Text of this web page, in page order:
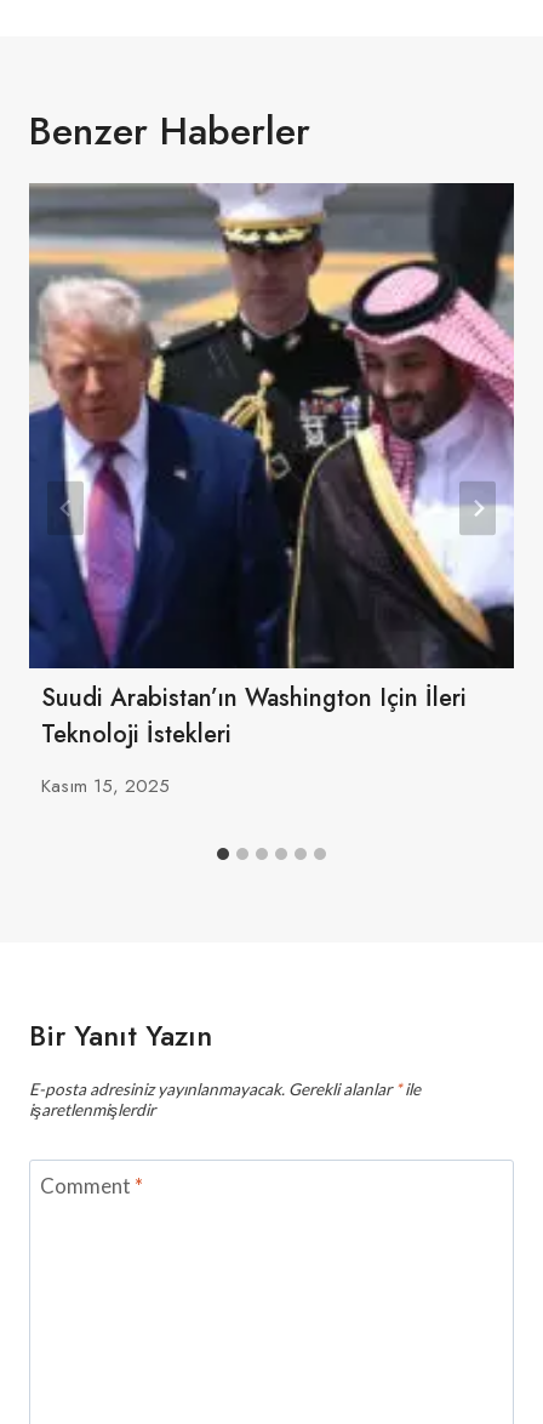
Benzer Haberler
Suudi Arabistan’ın Washington Için İleri
Teknoloji İstekleri
Kasım 15, 2025
Bir Yanıt Yazın
E-posta adresiniz yayınlanmayacak. Gerekli alanlar*ile
işaretlenmişlerdir
Comment *